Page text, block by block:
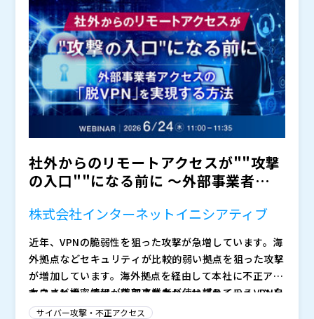
ぜひご参加ください。
リピート開催です。
2026年6月25日（木）12:10-12:45
１．ランサムウェアの国内事例と攻撃のトレンド ２．
実は Microsoft 365 も狙われている ３．最後の砦とな
るクラウドバックアップ取得の必要性 ４．対談セッシ
ョン ～他社事例から学ぶバックアップあるあるのお悩
みと解決策～ ５．JBS 支援サービスの紹介
・情報システム部門でセキュリティを担当、または運用
を担当している責任者の方 ・ランサムウェア対策を強
化したいがどこから手を付けてよいかわからない方 ・
バックアップ運用について検討している方 ・すでにバ
ックアップをとっているが運用面で課題を感じている方
日本ビジネスシステムズ株式会社
１．記入いただきました個人情報に関しましては、当社
に則り、厳正に管理します。利用目的に関しましては、
者の方の個人情報の場合」に限定します。また、本イベ
商品・サービスに関する案内・提案のご連絡の目的で、
利用させていただきます。 ２．記入いただいた情報を
元に商品・サービスの情報や宣伝物等の提供、商品・サ
ービスの提案をさせていただく場合がございます、ご了
承ください。
日本ビジネスシステムズ株式会社 クラウドマネージド
ループ アシスタントマネージャー
クラウドマネージドサービス事業本部 テクニカルサポ
ートセンター シニアスペシャリスト
クラウドマネージドサービス事業本部 テクニカルサポ
ートセンター TS2グループ アシスタントマネージャー
社外からのリモートアクセスが""攻撃
の入口""になる前に ～外部事業者アク
株式会社インターネットイニシアティブ
近年、VPNの脆弱性を狙った攻撃が急増しています。海
外拠点などセキュリティが比較的弱い拠点を狙った攻撃
が増加しています。海外拠点を経由して本社に不正アク
セスされ機密情報が窃取されたり、サプライチェーン自
体を機能停止させるよう企業のネットワーク境界を守る
本ウェビナーでは、外部事業者が使い慣れているVPNを
どのようなシステムに移行するのがよいのか、セキュリ
サイバー攻撃・不正アクセス